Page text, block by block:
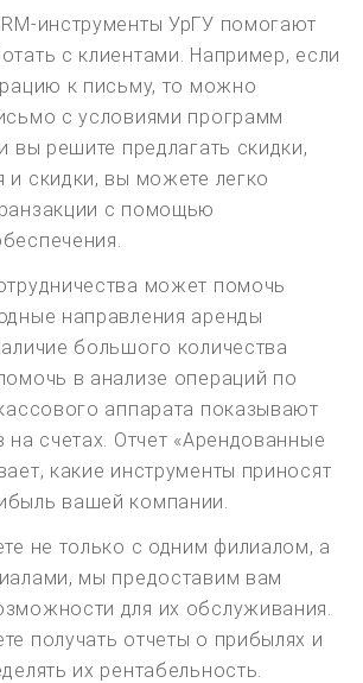
инструменты УрГУ помогают
с клиентами. Например, если
к письму, то можно
с условиями программ
вы решите предлагать скидки,
и скидки, вы можете легко
с помощью
может помочь
направления аренды
большого количества
в анализе операций по
аппарата показывают
на счетах. Отчет «Арендованные
какие инструменты приносят
вашей компании.
не только с одним филиалом, а
мы предоставим вам
для их обслуживания.
получать отчеты о прибылях и
их рентабельность.